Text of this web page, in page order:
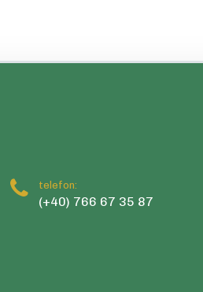
telefon:
(+40) 766 67 35 87